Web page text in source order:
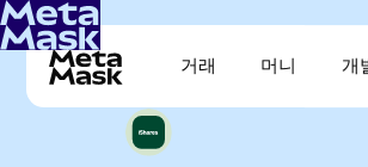
거래 머니 개